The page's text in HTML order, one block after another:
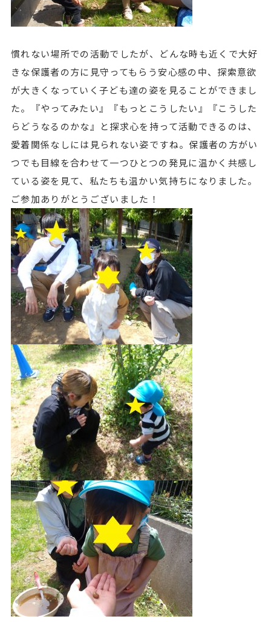
慣れない場所での活動でしたが、どんな時も近くで大好
きな保護者の方に見守ってもらう安心感の中、探索意欲
が大きくなっていく子ども達の姿を見ることができまし
た。『やってみたい』『もっとこうしたい』『こうした
らどうなるのかな』と探求心を持って活動できるのは、
愛着関係なしには見られない姿ですね。保護者の方がい
つでも目線を合わせて一つひとつの発見に温かく共感し
ている姿を見て、私たちも温かい気持ちになりました。
ご参加ありがとうございました！